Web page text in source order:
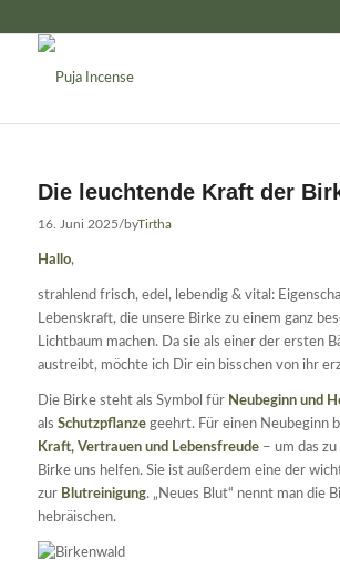
Die leuchtende Kraft der
16. Juni 2025/byTirtha
Hallo,
strahlend frisch, edel, lebendig & vital:
Lebenskraft, die unsere Birke zu einem ganz
Lichtbaum machen. Da sie als einer der ersten
austreibt, möchte ich Dir ein bisschen von ihr
Die Birke steht als Symbol für Neubeginn und
als Schutzpflanzegeehrt. Für einen Neubeginn
Kraft, Vertrauen und Lebensfreude– um das zu
Birke uns helfen. Sie ist außerdem eine der
zur Blutreinigung. „Neues Blut“ nennt man die
hebräischen.